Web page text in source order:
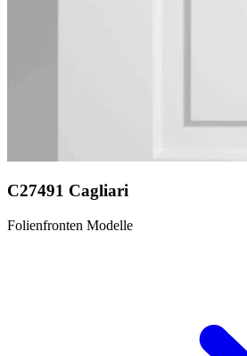
C27491 Cagliari
Folienfronten Modelle